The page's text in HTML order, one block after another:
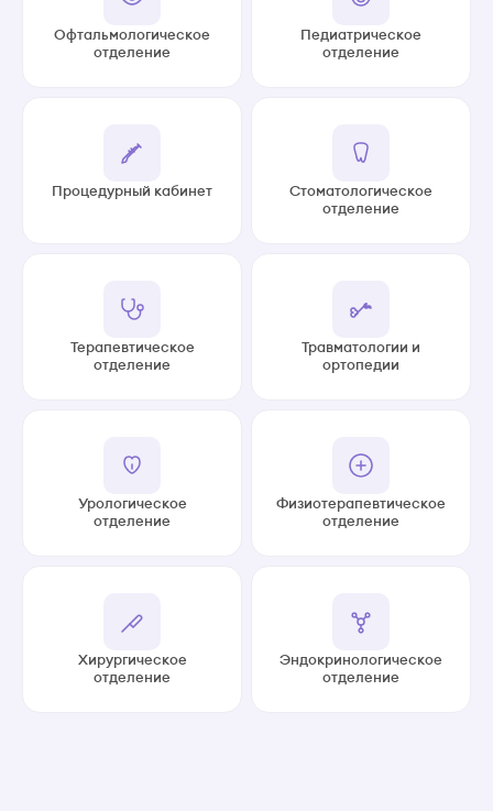
Офтальмологическое
отделение
Педиатрическое
отделение
Процедурный кабинет
Стоматологическое
отделение
Терапевтическое
отделение
Травматологии и
ортопедии
Урологическое
отделение
Физиотерапевтическое
отделение
Хирургическое
отделение
Эндокринологическое
отделение